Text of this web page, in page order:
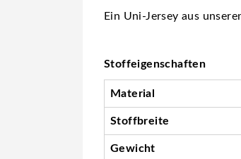
Ein Uni-Jersey aus
Stoffeigenschaften
Material
Stoffbreite
Gewicht